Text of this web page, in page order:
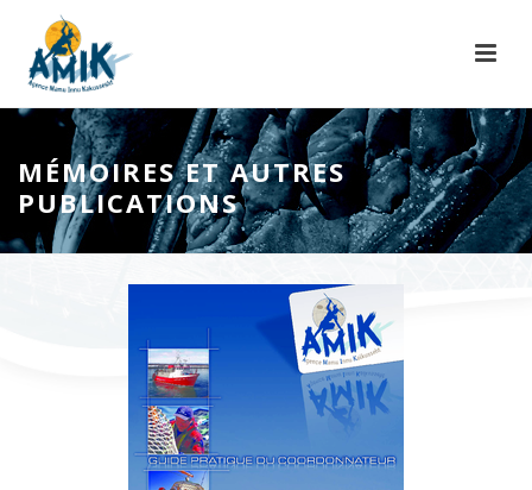
MÉMOIRES ET AUTRES
PUBLICATIONS